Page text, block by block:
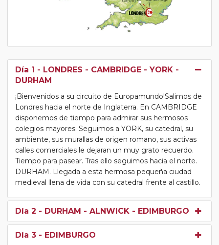
Día 1 - LONDRES - CAMBRIDGE - YORK -
DURHAM
¡Bienvenidos a su circuito de Europamundo!Salimos de
Londres hacia el norte de Inglaterra. En CAMBRIDGE
disponemos de tiempo para admirar sus hermosos
colegios mayores. Seguimos a YORK, su catedral, su
ambiente, sus murallas de origen romano, sus activas
calles comerciales le dejaran un muy grato recuerdo.
Tiempo para pasear. Tras ello seguimos hacia el norte.
DURHAM. Llegada a esta hermosa pequeña ciudad
medieval llena de vida con su catedral frente al castillo.
Día 2 - DURHAM - ALNWICK - EDIMBURGO
Día 3 - EDIMBURGO